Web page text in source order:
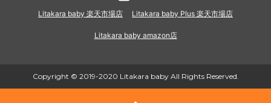
Litakara baby 楽天市場店 Litakara baby Plus 楽天市場店
Litakara baby amazon店
Copyright © 2019-2020 Litakara baby All Rights Reserved.